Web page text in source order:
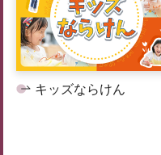
キッズならけん